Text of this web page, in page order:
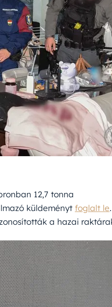
12,7 tonna
küldeményt foglalt le
a hazai